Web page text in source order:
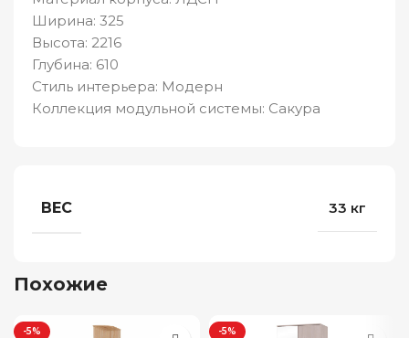
Ширина: 325
Высота: 2216
Глубина: 610
Стиль интерьера: Модерн
Коллекция модульной системы: Сакура
ВЕС 33 кг
Похожие
-5% -5%